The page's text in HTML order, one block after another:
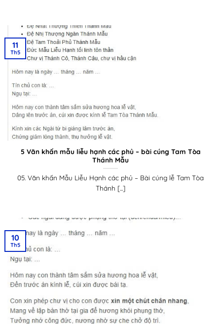
5 Văn khấn mẫu liễu hạnh các phủ – bài cúng Tam Tòa
Thánh Mẫu
05. Văn khấn Mẫu Liễu Hạnh các phủ – Bài cúng lễ Tam Tòa
Thánh [...]
11
Th5
10
Th5